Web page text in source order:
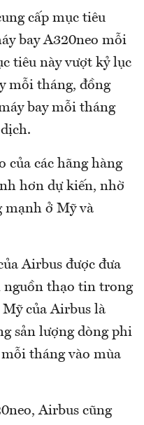
cấp mục tiêu
bay A320neo mỗi
tiêu này vượt kỷ lục
mỗi tháng, đồng
bay mỗi tháng
của các hãng hàng
hơn dự kiến, nhờ
mạnh ở Mỹ và
Airbus được đưa
nguồn thạo tin trong
của Airbus là
sản lượng dòng phi
tháng vào mùa
Airbus cũng